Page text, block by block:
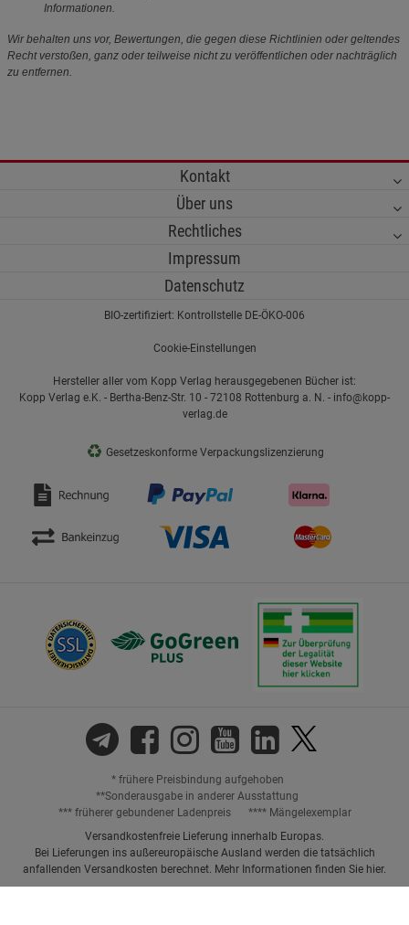
Informationen.
Wir behalten uns vor, Bewertungen, die gegen diese Richtlinien oder geltendes
Recht verstoßen, ganz oder teilweise nicht zu veröffentlichen oder nachträglich
zu entfernen.
Kontakt
Über uns
Rechtliches
Impressum
Datenschutz
BIO-zertifiziert: Kontrollstelle DE-ÖKO-006
Cookie-Einstellungen
Hersteller aller vom Kopp Verlag herausgegebenen Bücher ist:
Kopp Verlag e.K. - Bertha-Benz-Str. 10 - 72108 Rottenburg a. N. - info@kopp-
verlag.de
♻ Gesetzeskonforme Verpackungslizenzierung
* frühere Preisbindung aufgehoben
**Sonderausgabe in anderer Ausstattung
*** früherer gebundener Ladenpreis
**** Mängelexemplar
Versandkostenfreie Lieferung innerhalb Europas.
Bei Lieferungen ins außereuropäische Ausland werden die tatsächlich
anfallenden Versandkosten berechnet. Mehr Informationen finden Sie hier.